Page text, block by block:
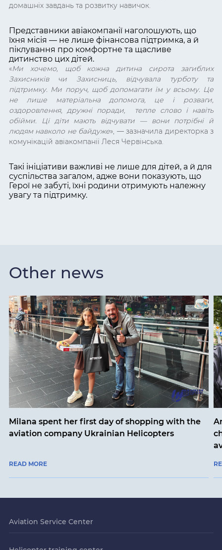
домашніх завдань та розвитку навичок.
Представники авіакомпанії наголошують, що
їхня місія — не лише фінансова підтримка, а й
піклування про комфортне та щасливе
дитинство цих дітей.
«Ми хочемо, щоб кожна дитина сирота загиблих
Захисників чи Захисниць, відчувала турботу та
підтримку. Ми поруч, щоб допомагати їм у всьому. Це
не лише матеріальна допомога, це і розваги,
оздоровлення, дружні поради, тепле слово і навіть
обійми. Ці діти мають відчувати —вони потрібні й
людям навколо не байдуже», — зазначила директорка з
комунікацій авіакомпанії Леся Червінська.
Такі ініціативи важливі не лише для дітей, а й для
суспільства загалом, адже вони показують, що
Герої не забуті, їхні родини отримують належну
увагу та підтримку.
Other news
Milana spent her first day of shopping with the
aviation company Ukrainian Helicopters
READ MORE
Aviation Service Center